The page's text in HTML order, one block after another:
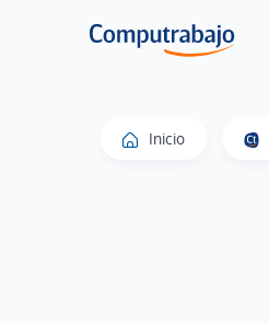
Inicio